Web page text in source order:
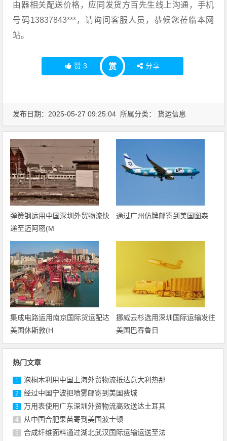
由器相关配送价格，应同发货方百先生线上沟通，手机
号码13837843***，请询问客服人员，恭候您莅临本网
站。
赞 3 赏 分享
发布日期：2025-05-27 09:25:04 所属分类： 货运信息
弹簧钢运用中国深圳外贸物流快
递至迈阿密(M
通过广州仿牌邮寄到美国图森
集成电路运用南京国际货运配达
美国休斯敦(H
挪威云杉选用深圳国际运输发往
美国巴吞鲁日
热门文章
1 泡桐木利用中国上海外贸物流抵达意大利热那
2 经过中国宁波把喷雾邮寄到美国费城
3 万用表使用广东深圳外贸物流高效送达土耳其
4 从中国合肥果苗寄到美国波士顿
5 合成纤维面料通过湖北武汉国际运输运送至法